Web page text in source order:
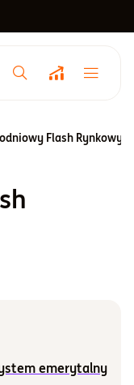
Flash Rynkowy
emerytalny